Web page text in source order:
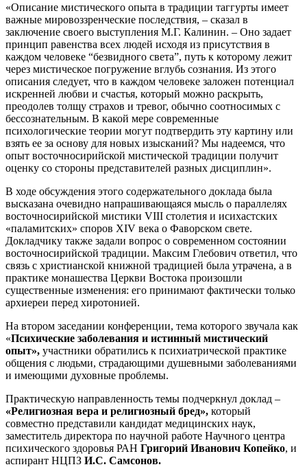
«Описание мистического опыта в традиции таггурты имеет
важные мировоззренческие последствия, – сказал в
заключение своего выступления М.Г. Калинин. – Оно задает
принцип равенства всех людей исходя из присутствия в
каждом человеке “безвидного света”, путь к которому лежит
через мистическое погружение вглубь сознания. Из этого
описания следует, что в каждом человеке заложен потенциал
искренней любви и счастья, который можно раскрыть,
преодолев толщу страхов и тревог, обычно соотносимых с
бессознательным. В какой мере современные
психологические теории могут подтвердить эту картину или
взять ее за основу для новых изысканий? Мы надеемся, что
опыт восточносирийской мистической традиции получит
оценку со стороны представителей разных дисциплин».
В ходе обсуждения этого содержательного доклада была
высказана очевидно напрашивающаяся мысль о параллелях
восточносирийской мистики VIII столетия и исихастских
«паламитских» споров XIV века о Фаворском свете.
Докладчику также задали вопрос о современном состоянии
восточносирийской традиции. Максим Глебович ответил, что
связь с христианской книжной традицией была утрачена, а в
практике монашества Церкви Востока произошли
существенные изменения: его принимают фактически только
архиереи перед хиротонией.
На втором заседании конференции, тема которого звучала как
«Психические заболевания и истинный мистический
опыт», участники обратились к психиатрической практике
общения с людьми, страдающими душевными заболеваниями
и имеющими духовные проблемы.
Практическую направленность темы подчеркнул доклад –
«Религиозная вера и религиозный бред», который
совместно представили кандидат медицинских наук,
заместитель директора по научной работе Научного центра
психического здоровья РАН Григорий Иванович Копейко, и
аспирант НЦПЗ И.С. Самсонов.